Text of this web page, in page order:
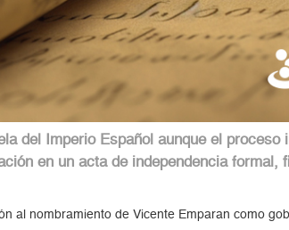
del Imperio Español aunque el
en un acta de independencia formal,
al nombramiento de Vicente Emparan como